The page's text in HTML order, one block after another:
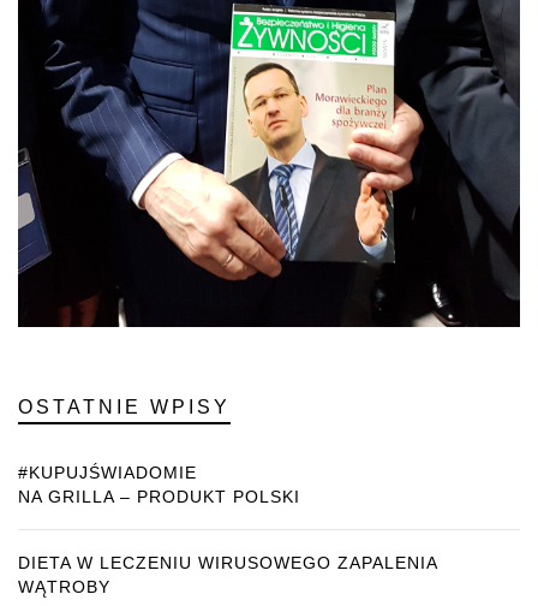
OSTATNIE WPISY
#KUPUJŚWIADOMIE
NA GRILLA – PRODUKT POLSKI
DIETA W LECZENIU WIRUSOWEGO ZAPALENIA
WĄTROBY